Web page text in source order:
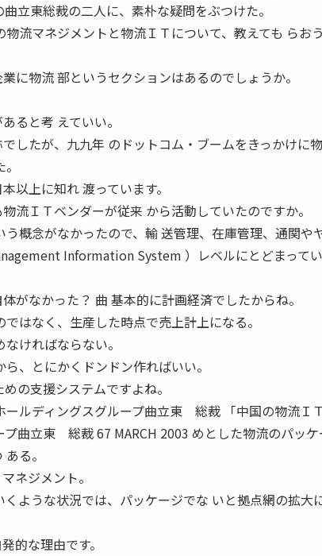
立東総裁の二人に、素朴な疑問をぶつけた。
物流マネジメントと物流ＩＴについて、教えても らお
に物流 部というセクションはあるのでしょうか。
ると考 えていい。
したが、九九年 のドットコム・ブームをきっかけに
以上に知れ 渡っています。
流ＩＴベンダーが従来 から活動していたのですか。
概念がなかったので、輸 送管理、在庫管理、通関や
Information System ）レベルにとどまって
がなかった？ 曲 基本的に計画経済でしたからね。
はなく、生産した時点で売上計上になる。
ければならない。
、とにかくドンドン作ればいい。
の支援システムですよね。
ールディングスグループ曲立東 総裁 「中国の物流Ｉ
曲立東 総裁 67 MARCH 2003 めとした物流のパッケ
る。
ネジメント。
ような状況では、パッケージでな いと拠点網の拡大
的な理由です。